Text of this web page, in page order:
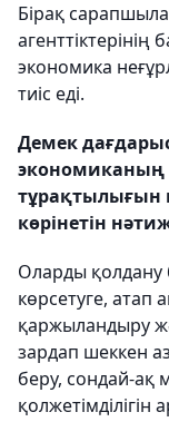
Бірақ
экономика
тиіс еді.
Демек
тұрақтылығын
көрінетін
Оларды қолдану
көрсетуге, атап
қаржыландыру
зардап шеккен
беру, сондай-
қолжетімділігін